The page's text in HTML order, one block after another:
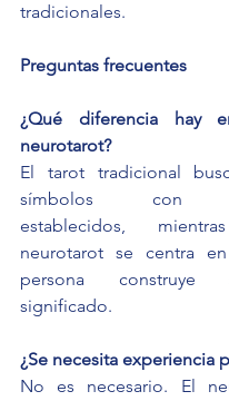
tradicionales.
Preguntas frecuentes
¿Qué diferencia hay
neurotarot?
El tarot tradicional
símbolos con
establecidos,
neurotarot se centra
persona
significado.
¿Se necesita experiencia
No es necesario. El